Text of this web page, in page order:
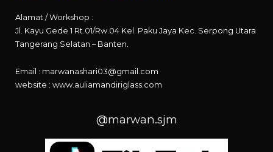
Alamat / Workshop :
Jl. Kayu Gede 1 Rt.01/Rw.04 Kel. Paku Jaya Kec. Serpong Utara
Tangerang Selatan – Banten.
Email : marwanashari03@gmail.com
website : www.auliamandiriglass.com
@marwan.sjm